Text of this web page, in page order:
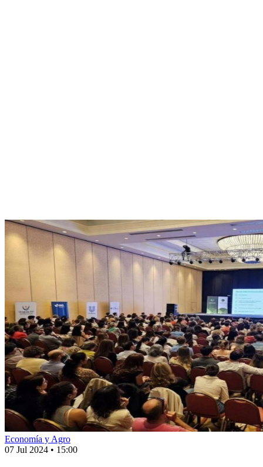
Economía y Agro
07 Jul 2024 • 15:00